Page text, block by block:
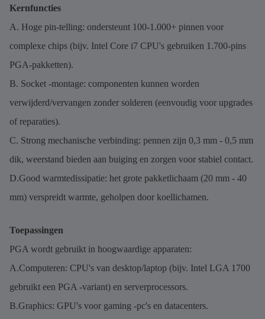
Kernfuncties
A. Hoge pin-telling: ondersteunt 100-1.000+ pinnen voor
complexe chips (bijv. Intel Core i7 CPU's gebruiken 1.700-pins
PGA-pakketten).
B. Socket -montage: componenten kunnen worden
verwijderd/vervangen zonder solderen (eenvoudig voor upgrades
of reparaties).
C. Strong mechanische verbinding: pennen zijn 0,3 mm - 0,5 mm
dik, weerstand bieden aan buiging en zorgen voor stabiel contact.
D.Good warmtedissipatie: het grote pakketlichaam (20 mm - 40
mm) verspreidt warmte, geholpen door koellichamen.
Toepassingen
PGA wordt gebruikt in hoogwaardige apparaten:
A.Computeren: CPU's van desktop/laptop (bijv. Intel LGA 1700
gebruikt een PGA -variant) en serverprocessors.
B.Graphics: GPU's voor gaming -pc's en datacenters.